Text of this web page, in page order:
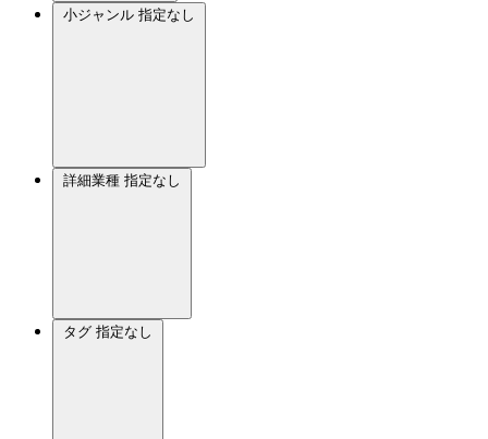
小ジャンル 指定なし
詳細業種 指定なし
タグ 指定なし